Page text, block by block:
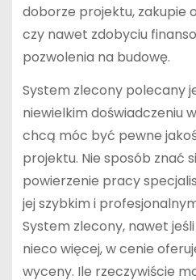
doborze projektu, zakupie
czy nawet zdobyciu
pozwolenia na budowę.
System zlecony polecany
niewielkim doświadczeniu
chcą móc być pewne
projektu. Nie sposób znać
powierzenie pracy
jej szybkim i
System zlecony, nawet
nieco więcej, w cenie
wyceny. Ile rzeczywiście